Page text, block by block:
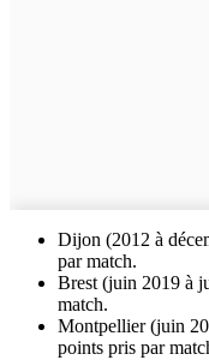
Dijon (2012 à
par match.
Brest (juin 2019 à
match.
Montpellier (juin
points pris par